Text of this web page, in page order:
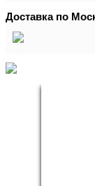
Доставка по